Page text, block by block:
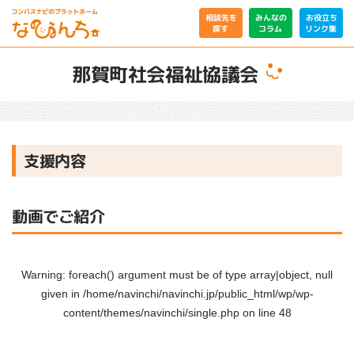
相談先を
探す
みんなの
コラム
お役立ち
リンク集
那賀町社会福祉協議会
支援内容
動画でご紹介
Warning: foreach() argument must be of type array|object, null
given in /home/navinchi/navinchi.jp/public_html/wp/wp-
content/themes/navinchi/single.phpon line 48